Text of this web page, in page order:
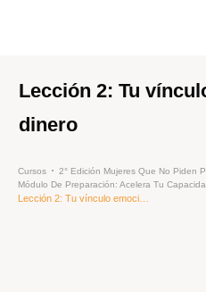
Lección 2: Tu
dinero
Cursos
2° Edición Mujeres Que No Piden
Módulo De Preparación: Acelera Tu